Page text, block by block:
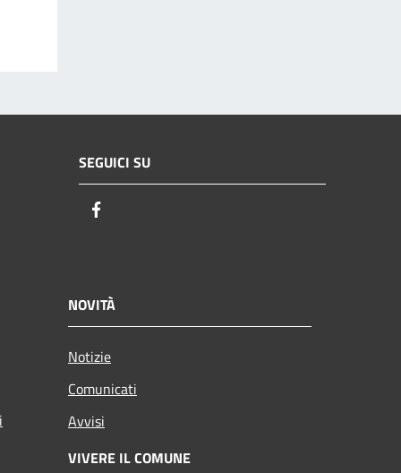
SEGUICI SU
NOVITÀ
Notizie
Comunicati
Avvisi
VIVERE IL COMUNE